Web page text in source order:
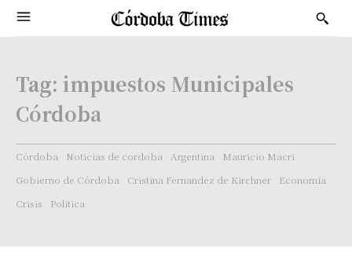
Tag: impuestos Municipales
Córdoba
Córdoba Noticias de cordoba Argentina
Mauricio Macri
Gobierno de Córdoba
Cristina Fernandez de Kirchner
Economía
Crisis
Politica